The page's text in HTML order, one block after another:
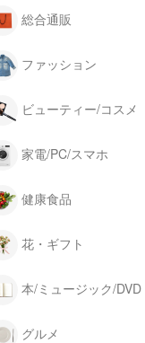
総合通販
ファッション
ビューティー/コスメ
家電/PC/スマホ
健康食品
花・ギフト
本/ミュージック/DVD
グルメ